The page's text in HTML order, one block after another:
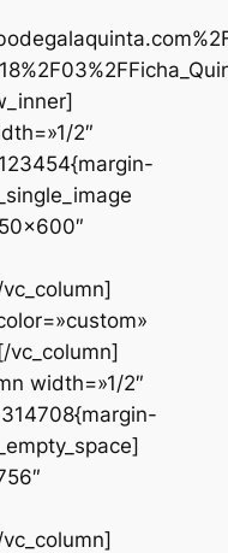
2″
vc_column]
width=»1/2″